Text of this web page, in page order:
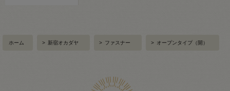
ホーム > 新宿オカダヤ > ファスナー > オープンタイプ（開）